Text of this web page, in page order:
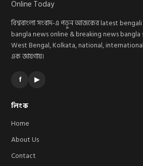
বিশ্ববাংলা সংবাদ-এ পড়ুন আজকের latest
bangla news online & breaking news bangla
West Bengal, Kolkata, national,
এক জায়গায়।
f ▶
লিংক
Home
About Us
Contact